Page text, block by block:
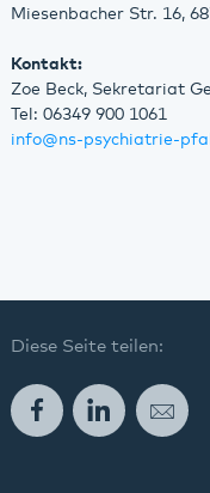
Miesenbacher Str. 16,
Kontakt:
Zoe Beck, Sekretariat
Tel: 06349 900 1061
info@ns-psychiatrie-
Diese Seite teilen:
FacebookLinkedInE-Mail